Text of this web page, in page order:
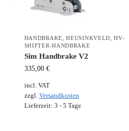
HANDBRAKE ,HEUSINKVELD ,HV-
SHIFTER-HANDBRAKE
Sim Handbrake V2
335,00 €
incl. VAT
zzgl. Versandkosten
Lieferzeit: 3 - 5 Tage